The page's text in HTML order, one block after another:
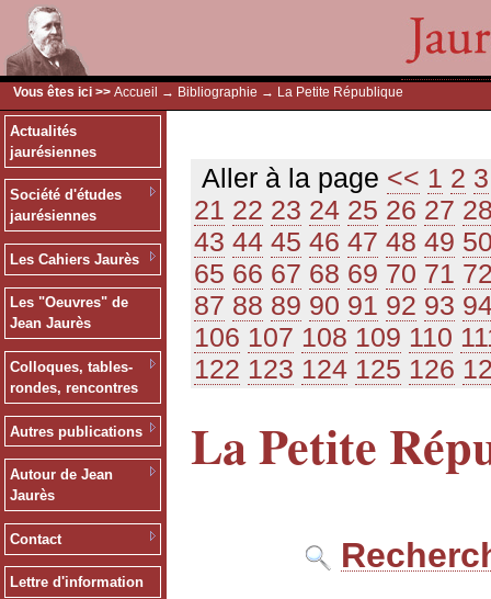
Vous êtes ici >> Accueil → Bibliographie → La Petite République
Actualités
jaurésiennes
Société d'études
jaurésiennes
Les Cahiers Jaurès
Les "Oeuvres" de
Jean Jaurès
Colloques, tables-
rondes, rencontres
Autres publications
Autour de Jean
Jaurès
Contact
Lettre d'information
Aller à la page << 1 2 3
21 22 23 24 25 26 27
43 44 45 46 47 48 49
65 66 67 68 69 70 71
87 88 89 90 91 92 93
106 107 108 109 110
122 123 124 125 126
La Petite